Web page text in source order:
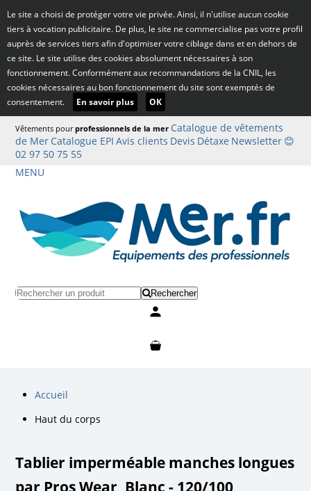
Le site a choisi de protéger votre vie privée. Ainsi, il n'utilise aucun cookie
tiers à vocation publicitaire. De plus, le site ne commercialise pas votre profil
auprès de services tiers afin d'optimiser votre ciblage dans et en dehors de
ce site. Le site utilise des cookies absolument nécessaires à son
fonctionnement. Conformément aux recommandations de la CNIL, les
cookies nécessaires au bon fonctionnement du site sont exemptés de
consentement.
En savoir plus OK
Vêtements pourprofessionnels de la mer Catalogue de vêtements
de Mer Catalogue EPI Avis clients Devis Détaxe Newsletter 😊
02 97 50 75 55
MENU
Rechercher
Accueil
Haut du corps
Tablier imperméable manches longues
par Pros Wear, Blanc - 120/100